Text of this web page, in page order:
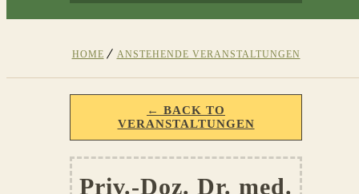
HOME ANSTEHENDE VERANSTALTUNGEN
← BACK TO
VERANSTALTUNGEN
Priv.-Doz. Dr. med.